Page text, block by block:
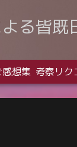
る皆既
想集 考察リク